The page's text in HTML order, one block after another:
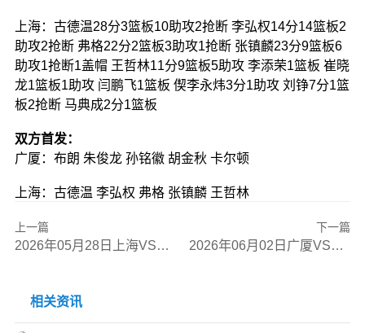
上海：古德温28分3篮板10助攻2抢断 李弘权14分14篮板2
助攻2抢断 弗格22分2篮板3助攻1抢断 张镇麟23分9篮板6
助攻1抢断1盖帽 王哲林11分9篮板5助攻 李添荣1篮板 崔晓
龙1篮板1助攻 闫鹏飞1篮板 偰李永炜3分1助攻 刘铮7分1篮
板2抢断 马典成2分1篮板
双方首发：
广厦：布朗 朱俊龙 孙铭徽 胡金秋 卡尔顿
上海：古德温 李弘权 弗格 张镇麟 王哲林
上一篇
2026年05月28日上海VS广厦全场比赛录像回放
下一篇
2026年06月02日广厦VS上海全场比赛录像回放
相关资讯